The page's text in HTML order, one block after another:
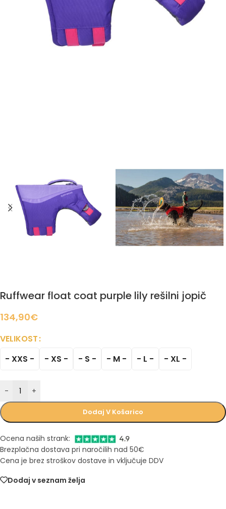
Ruffwear float coat purple lily rešilni jopič
134,90€
VELIKOST
- XXS -
- XS - - S - - M - - L - - XL -
- +
Dodaj V Košarico
Ocena naših strank:
Brezplačna dostava pri naročilih nad 50€
Cena je brez stroškov dostave in vključuje DDV
Dodaj v seznam želja